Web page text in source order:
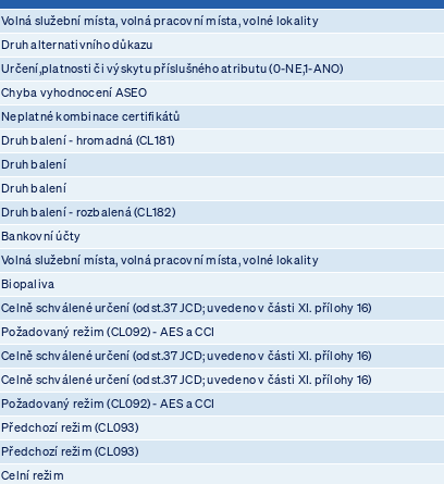
Volná služební místa, volná pracovní místa, volné lokality
Druh alternativního důkazu
Určení,platnosti či výskytu příslušného atributu (0-NE,1-ANO)
Chyba vyhodnocení ASEO
Neplatné kombinace certifikátů
Druh balení - hromadná (CL181)
Druh balení
Druh balení
Druh balení - rozbalená (CL182)
Bankovní účty
Volná služební místa, volná pracovní místa, volné lokality
Biopaliva
Celně schválené určení (odst.37 JCD; uvedeno v části XI. přílohy 16)
Požadovaný režim (CL092) - AES a CCI
Celně schválené určení (odst.37 JCD; uvedeno v části XI. přílohy 16)
Celně schválené určení (odst.37 JCD; uvedeno v části XI. přílohy 16)
Požadovaný režim (CL092) - AES a CCI
Předchozí režim (CL093)
Předchozí režim (CL093)
Celní režim